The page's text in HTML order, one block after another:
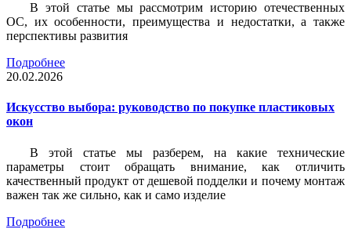
В этой статье мы рассмотрим историю отечественных
ОС, их особенности, преимущества и недостатки, а также
перспективы развития
Подробнее
20.02.2026
Искусство выбора: руководство по покупке пластиковых
окон
В этой статье мы разберем, на какие технические
параметры стоит обращать внимание, как отличить
качественный продукт от дешевой подделки и почему монтаж
важен так же сильно, как и само изделие
Подробнее